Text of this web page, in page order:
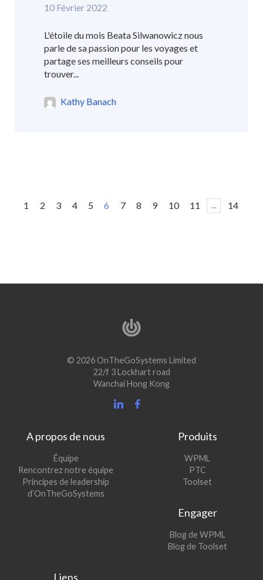
10 Février 2022
L'étoile du mois Beata Silwanowicz nous
parle de sa passion pour les voyages et
partage ses meilleurs conseils pour
trouver...
Kathy Banach
1 2 3 4 5 6 7 8 9 10 11 ... 14
© 2026 OnTheGoSystems Limited
22/f 3 Lockhart road
Wanchai Hong Kong
A propos de nous
Équipe
Rencontrez notre équipe
Principes de leadership
d’OnTheGoSystems
Produits
WPML
une
PTC(s’ouvre
dans
fenêtre)
Toolset(s’ouvre
nouvelle
Engager
Blog de WPML
dans
Blog de Toolset(s’ouvre
Liens